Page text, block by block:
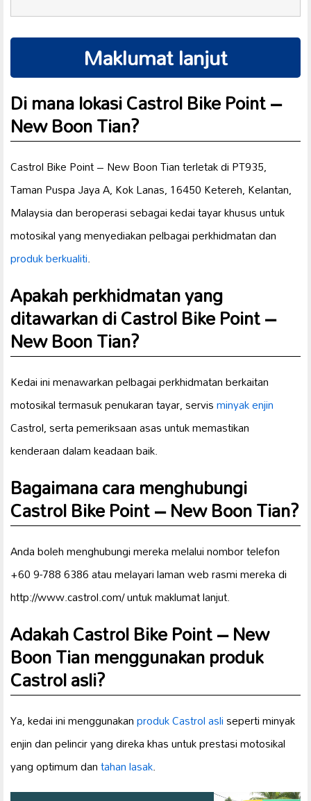
Maklumat lanjut
Di mana lokasi Castrol Bike Point –
New Boon Tian?
Castrol Bike Point – New Boon Tian terletak di PT935,
Taman Puspa Jaya A, Kok Lanas, 16450 Ketereh, Kelantan,
Malaysia dan beroperasi sebagai kedai tayar khusus untuk
motosikal yang menyediakan pelbagai perkhidmatan dan
produk berkualiti.
Apakah perkhidmatan yang
ditawarkan di Castrol Bike Point –
New Boon Tian?
Kedai ini menawarkan pelbagai perkhidmatan berkaitan
motosikal termasuk penukaran tayar, servisminyak enjin
Castrol, serta pemeriksaan asas untuk memastikan
kenderaan dalam keadaan baik.
Bagaimana cara menghubungi
Castrol Bike Point – New Boon Tian?
Anda boleh menghubungi mereka melalui nombor telefon
+60 9-788 6386 atau melayari laman web rasmi mereka di
http://www.castrol.com/ untuk maklumat lanjut.
Adakah Castrol Bike Point – New
Boon Tian menggunakan produk
Castrol asli?
Ya, kedai ini menggunakanproduk Castrol asliseperti minyak
enjin dan pelincir yang direka khas untuk prestasi motosikal
yang optimum dantahan lasak.